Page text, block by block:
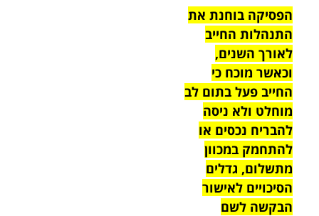
הפסיקה בוחנת את
התנהלות החייב
לאורך השנים,
וכאשר מוכח כי
החייב פעל בתום לב
מוחלט ולא ניסה
להבריח נכסים או
להתחמק במכוון
מתשלום, גדלים
הסיכויים לאישור
הבקשה לשם